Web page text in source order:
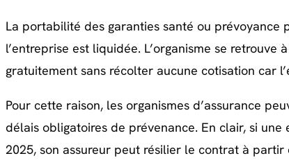
La portabilité des garanties santé ou prévoyance
l’entreprise est liquidée. L’organisme se retrouve
gratuitement sans récolter aucune cotisation car
Pour cette raison, les organismes d’assurance
délais obligatoires de prévenance. En clair, si
2025, son assureur peut résilier le contrat à